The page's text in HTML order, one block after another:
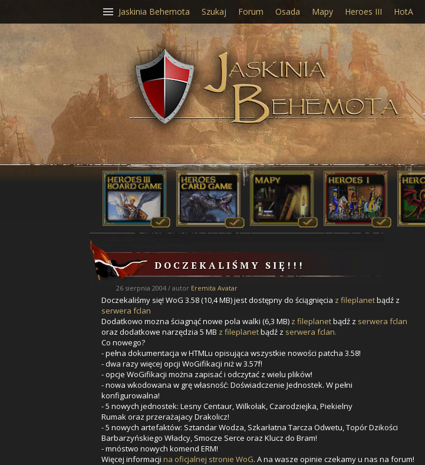
D O C Z E K A L I Ś M Y S I Ę ! ! !
26 sierpnia 2004 / autor Eremita Avatar
Doczekaliśmy się! WoG 3.58 (10,4 MB) jest dostępny do ściągnięcia z fileplanetbądź z
serwera fclan
Dodatkowo mozna ściagnąć nowe pola walki (6,3 MB) z fileplanetbądź z serwera fclan
oraz dodatkowe narzędzia 5 MB z fileplanetbądź z serwera fclan.
Co nowego?
- pełna dokumentacja w HTMLu opisująca wszystkie nowości patcha 3.58!
- dwa razy więcej opcji WoGifikacji niż w 3.57f!
- opcje WoGifikacji można zapisać i odczytać z wielu plików!
- nowa wkodowana w grę własność: Doświadczenie Jednostek. W pełni
konfigurowalna!
- 5 nowych jednostek: Lesny Centaur, Wilkołak, Czarodziejka, Piekielny
Rumak oraz przerażajacy Drakolicz!
- 5 nowych artefaktów: Sztandar Wodza, Szkarłatna Tarcza Odwetu, Topór Dzikości
Barbarzyńskiego Władcy, Smocze Serce oraz Klucz do Bram!
- mnóstwo nowych komend ERM!
Więcej informacji na oficjalnej stronie WoG. A na wasze opinie czekamy u nas na forum!
Jaskinia Behemota Szukaj Forum Osada Mapy Heroes III HotA